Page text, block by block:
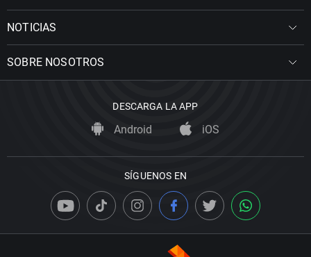
NOTICIAS
SOBRE NOSOTROS
DESCARGA LA APP
Android iOS
SÍGUENOS EN